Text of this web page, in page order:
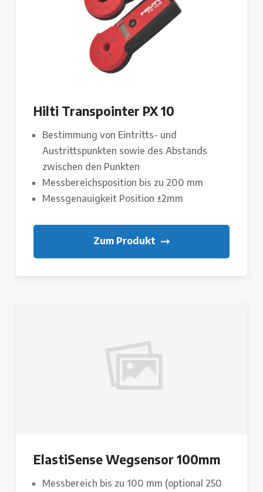
Hilti Transpointer PX 10
Bestimmung von Eintritts- und
Austrittspunkten sowie des Abstands
zwischen den Punkten
Messbereichsposition bis zu 200 mm
Messgenauigkeit Position ±2mm
Zum Produkt
ElastiSense Wegsensor 100mm
Messbereich bis zu 100 mm (optional 250